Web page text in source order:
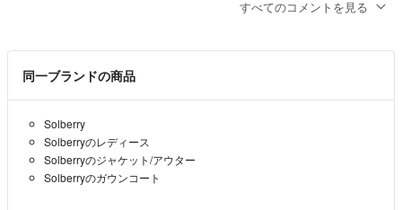
ご検討宜しくお願い致します。
出品者 ただいま断捨離中
こんにちは。
コメント失礼します。
こちら2200円即決は可能でしょうか？
よろしくお願い致します。
すべてのコメントを見る
同一ブランドの商品
Solberry
Solberryのレディース
Solberryのジャケット/アウター
Solberryのガウンコート